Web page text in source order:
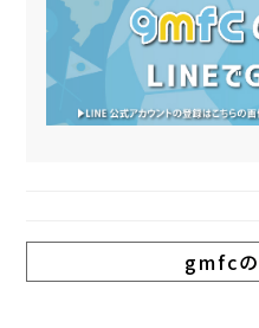
gmfc